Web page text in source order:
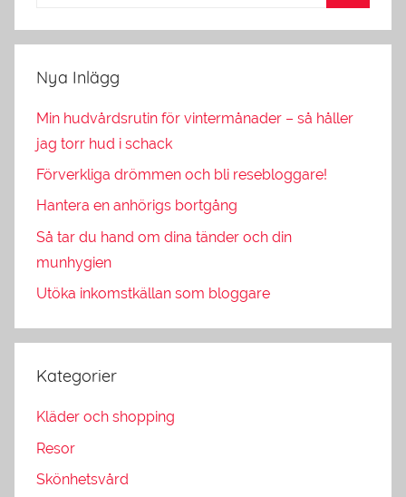
Nya Inlägg
Min hudvårdsrutin för vintermånader – så håller
jag torr hud i schack
Förverkliga drömmen och bli resebloggare!
Hantera en anhörigs bortgång
Så tar du hand om dina tänder och din
munhygien
Utöka inkomstkällan som bloggare
Kategorier
Kläder och shopping
Resor
Skönhetsvård